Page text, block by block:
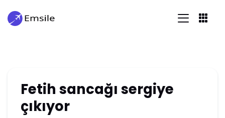
Fetih sancağı sergiye
çıkıyor